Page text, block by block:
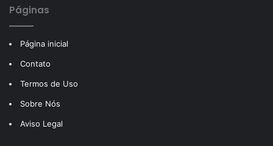
Páginas
Página inicial
Contato
Termos de Uso
Sobre Nós
Aviso Legal